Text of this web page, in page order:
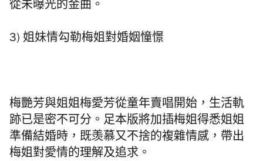
從未曝光的金曲。
3) 姐妹情勾勒梅姐對婚姻憧憬
梅艷芳與姐姐梅愛芳從童年賣唱開始，生活軌
跡已是密不可分。足本版將加插梅姐得悉姐姐
準備結婚時，既羡慕又不捨的複雜情感，帶出
梅姐對愛情的理解及追求。